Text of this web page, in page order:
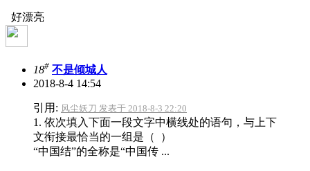
好漂亮
18# 不是倾城人
2018-8-4 14:54
引用: 风尘妖刀 发表于 2018-8-3 22:20
1. 依次填入下面一段文字中横线处的语句，与上下
文衔接最恰当的一组是（ ）
“中国结”的全称是“中国传 ...